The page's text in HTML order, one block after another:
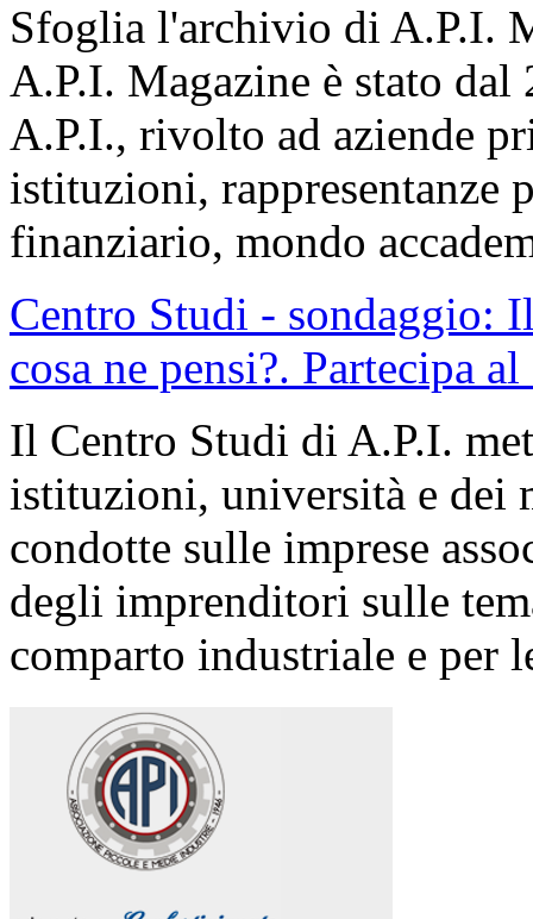
Sfoglia l'archivio di A.P.I.
A.P.I. Magazine è stato
A.P.I., rivolto ad aziende
istituzioni, rappresentanze
finanziario, mondo
Centro Studi - sondaggio:
cosa ne pensi?. Partecipa
Il Centro Studi di A.P.I.
istituzioni, università e dei
condotte sulle imprese
degli imprenditori sulle
comparto industriale e per